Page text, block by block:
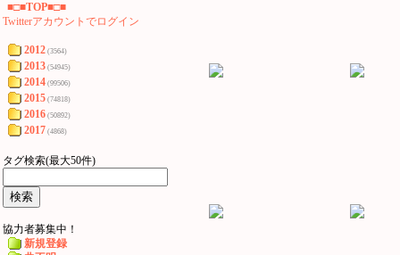
■□■TOP■□■
Twitterアカウントでログイン
2012 (3564)
2013 (54945)
2014 (99506)
2015 (74818)
2016 (50892)
2017 (4868)
タグ検索(最大50件)
協力者募集中！
新規登録